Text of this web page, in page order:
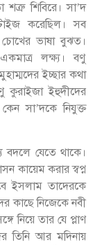
শিবিরে। সা’দ
করেছিল। সব
চোখের ভাষা বুঝত।
লক্ষ্য। বণু
ইচ্ছার কথা
কুরাইজা ইহুদীদের
সা’দকে নিযুক্ত
বদলে যেতে থাকে।
কায়েম করার স্বপ্ন
ইসলাম তাদেরকে
কাছে নিজেকে নবী
নিয়ে তার যে প্লাণ
তিনি আর মদিনায়